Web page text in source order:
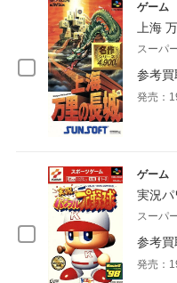
ゲーム
上海
スーパ
参考
発売：
ゲーム
実況
スーパ
参考
発売：